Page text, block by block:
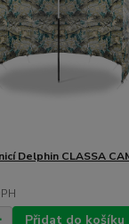
Delphin CLASSA
Přidat do košíku